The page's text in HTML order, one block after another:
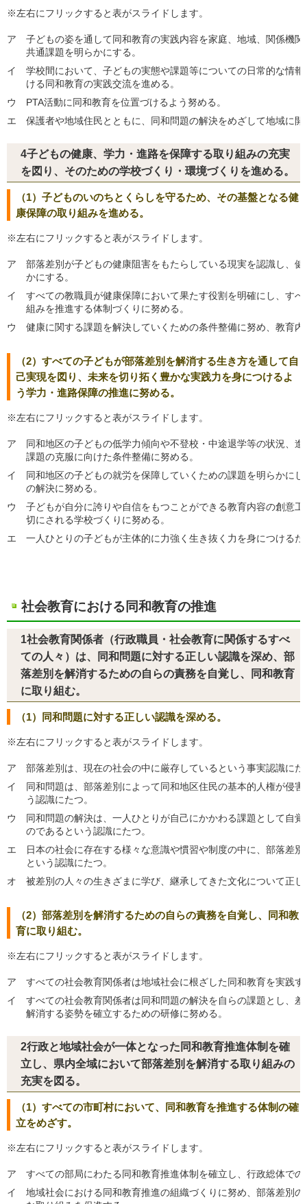
※左右にフリックすると表がスライドします。
ア
子どもの姿を通して同和教育の実践内容を家庭、地域、関係機
共通課題を明らかにする。
イ
学校間において、子どもの実態や課題等についての日常的な情
ける同和教育の実践交流を進める。
ウ
PTA活動に同和教育を位置づけるよう努める。
エ
保護者や地域住民とともに、同和問題の解決をめざして地域に
4子どもの健康、学力・進路を保障する取り組みの充実
を図り、そのための学校づくり・環境づくりを進める。
（1）子どものいのちとくらしを守るため、その基盤となる健
康保障の取り組みを進める。
※左右にフリックすると表がスライドします。
ア
部落差別が子どもの健康阻害をもたらしている現実を認識し、
かにする。
イ
すべての教職員が健康保障において果たす役割を明確にし、す
組みを推進する体制づくりに努める。
ウ
健康に関する課題を解決していくための条件整備に努め、教育
（2）すべての子どもが部落差別を解消する生き方を通して自
己実現を図り、未来を切り拓く豊かな実践力を身につけるよ
う学力・進路保障の推進に努める。
※左右にフリックすると表がスライドします。
ア
同和地区の子どもの低学力傾向や不登校・中途退学等の状況、
課題の克服に向けた条件整備に努める。
イ
同和地区の子どもの就労を保障していくための課題を明らかに
の解決に努める。
ウ
子どもが自分に誇りや自信をもつことができる教育内容の創意
切にされる学校づくりに努める。
エ
一人ひとりの子どもが主体的に力強く生き抜く力を身につける
社会教育における同和教育の推進
1社会教育関係者（行政職員・社会教育に関係するすべ
ての人々）は、同和問題に対する正しい認識を深め、部
落差別を解消するための自らの責務を自覚し、同和教育
に取り組む。
（1）同和問題に対する正しい認識を深める。
※左右にフリックすると表がスライドします。
ア
部落差別は、現在の社会の中に厳存しているという事実認識に
イ
同和問題は、部落差別によって同和地区住民の基本的人権が侵
う認識にたつ。
ウ
同和問題の解決は、一人ひとりが自己にかかわる課題として自
のであるという認識にたつ。
エ
日本の社会に存在する様々な意識や慣習や制度の中に、部落差
という認識にたつ。
オ
被差別の人々の生きざまに学び、継承してきた文化について正
（2）部落差別を解消するための自らの責務を自覚し、同和教
育に取り組む。
※左右にフリックすると表がスライドします。
ア
すべての社会教育関係者は地域社会に根ざした同和教育を実践す
イ
すべての社会教育関係者は同和問題の解決を自らの課題とし、
解消する姿勢を確立するための研修に努める。
2行政と地域社会が一体となった同和教育推進体制を確
立し、県内全域において部落差別を解消する取り組みの
充実を図る。
（1）すべての市町村において、同和教育を推進する体制の確
立をめざす。
※左右にフリックすると表がスライドします。
ア
すべての部局にわたる同和教育推進体制を確立し、行政総体で
イ
地域社会における同和教育推進の組織づくりに努め、部落差別